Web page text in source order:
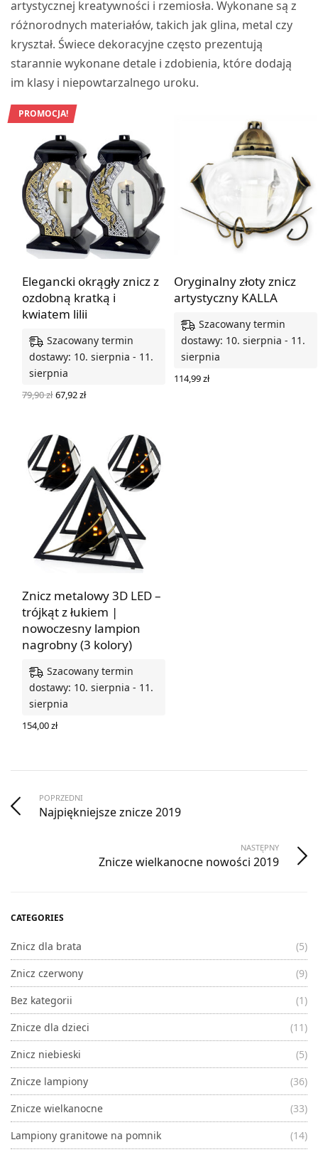
artystycznej kreatywności i rzemiosła. Wykonane są z
różnorodnych materiałów, takich jak glina, metal czy
kryształ. Świece dekoracyjne często prezentują
starannie wykonane detale i zdobienia, które dodają
im klasy i niepowtarzalnego uroku.
PROMOCJA!
Elegancki okrągły znicz z
ozdobną kratką i
kwiatem lilii
Szacowany termin
dostawy: 10. sierpnia - 11.
sierpnia
79,90zł Pierwotna
cena
67,92złAktualna
Oryginalny złoty znicz
artystyczny KALLA
Szacowany termin
dostawy: 10. sierpnia - 11.
sierpnia
114,99zł
Znicz metalowy 3D LED –
trójkąt z łukiem |
nowoczesny lampion
nagrobny (3 kolory)
Szacowany termin
dostawy: 10. sierpnia - 11.
sierpnia
154,00zł
POPRZEDNI
Najpiękniejsze znicze 2019
NASTĘPNY
Znicze wielkanocne nowości 2019
CATEGORIES
Znicz dla brata
(5)
Znicz czerwony
(9)
Bez kategorii
(1)
Znicze dla dzieci
(11)
Znicz niebieski
(5)
Znicze lampiony
(36)
Znicze wielkanocne
(33)
Lampiony granitowe na pomnik
(14)